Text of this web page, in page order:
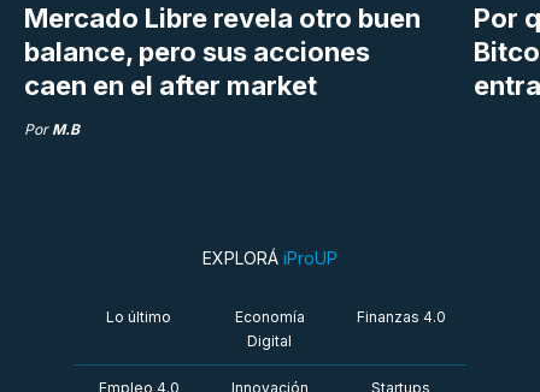
Mercado Libre revela otro buen
balance, pero sus acciones
caen en el after market
Por M.B
Por
EXPLORÁ iProUP
Lo último
Economía
Digital
Finanzas 4.0
Empleo 4.0 Innovación Startups